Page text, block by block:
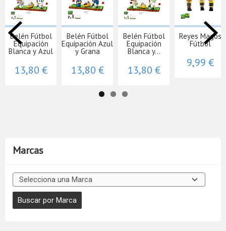
Marcas
Belén Fútbol
Equipación
Blanca y Azul
13,80 €
Belén Fútbol
Equipación Azul
y Grana
13,80 €
Belén Fútbol
Equipación
Blanca y...
13,80 €
Reyes Magos
Fútbol
9,99 €